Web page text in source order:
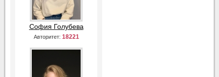
София Голубева
Авторитет: 18221